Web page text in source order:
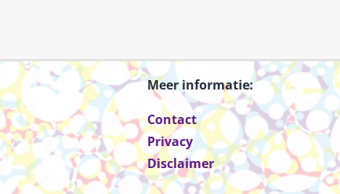
Meer informatie:
Contact
Privacy
Disclaimer